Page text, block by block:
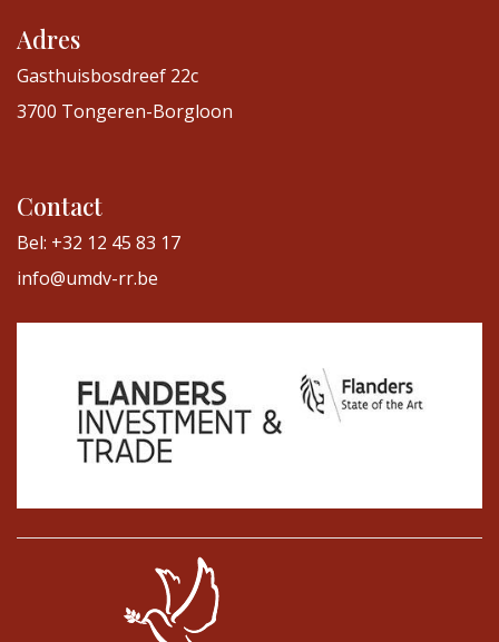
Adres
Gasthuisbosdreef 22c
3700 Tongeren-Borgloon
Contact
Bel: +32 12 45 83 17
info@umdv-rr.be